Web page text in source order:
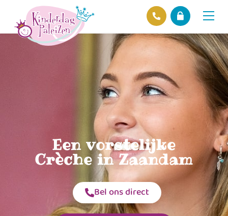
Een vorstelijke
Crèche in Zaandam
Bel ons direct